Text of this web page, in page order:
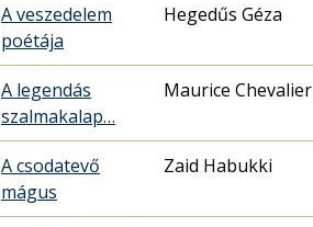
A veszedelem
poétája
Hegedűs Géza
A legendás
szalmakalap…
Maurice Chevalier
A csodatevő
mágus
Zaid Habukki